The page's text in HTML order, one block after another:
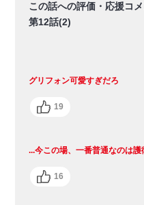
この話への評価・応援コ
第12話(2)
グリフォン可愛すぎだろ
19
...今この場、一番普通なのは
16